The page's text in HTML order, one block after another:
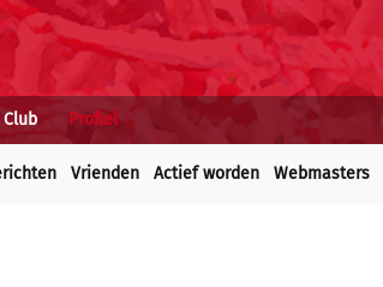
Club Profiel
Vrienden Actief worden Webmasters